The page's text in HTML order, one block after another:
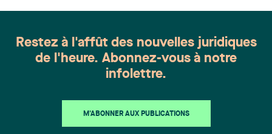
Restez à l'affût des nouvelles juridiques
de l'heure. Abonnez-vous à notre
infolettre.
M'ABONNER AUX PUBLICATIONS